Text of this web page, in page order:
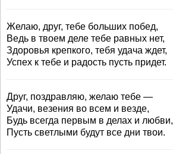
Желаю, друг, тебе больших побед,
Ведь в твоем деле тебе равных нет,
Здоровья крепкого, тебя удача ждет,
Успех к тебе и радость пусть придет.
Друг, поздравляю, желаю тебе —
Удачи, везения во всем и везде,
Будь всегда первым в делах и любви,
Пусть светлыми будут все дни твои.